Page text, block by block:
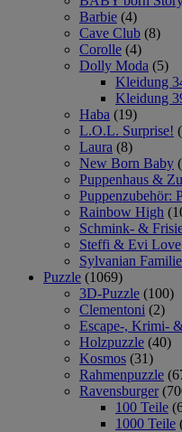
Barbie (4)
Cave Club (8)
Corolle (4)
Dolly Moda (5)
Kleidung
Kleidung
Haba (19)
L.O.L. Surprise!
Laura (8)
New Born Baby
Puppenhaus &
Puppenzubehör:
Rainbow High
Schmink- &
Steffi & Evi Love
Sylvanian
Puzzle (1069)
3D-Puzzle (100)
Clementoni (2)
Escape-, Krimi-
Holzpuzzle (40)
Kosmos (31)
Rahmenpuzzle
Ravensburger
100 Teile
1000 Teile